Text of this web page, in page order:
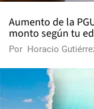
Aumento de la
monto según tu
Por Horacio